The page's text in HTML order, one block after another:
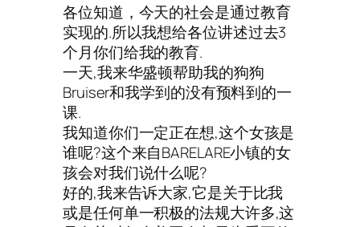
各位知道，今天的社会是通过教育
实现的.所以我想给各位讲述过去3
个月你们给我的教育.
一天,我来华盛顿帮助我的狗狗
Bruiser和我学到的没有预料到的一
课.
我知道你们一定正在想,这个女孩是
谁呢?这个来自BARELARE小镇的女
孩会对我们说什么呢?
好的,我来告诉大家,它是关于比我
或是任何单一积极的法规大许多,这